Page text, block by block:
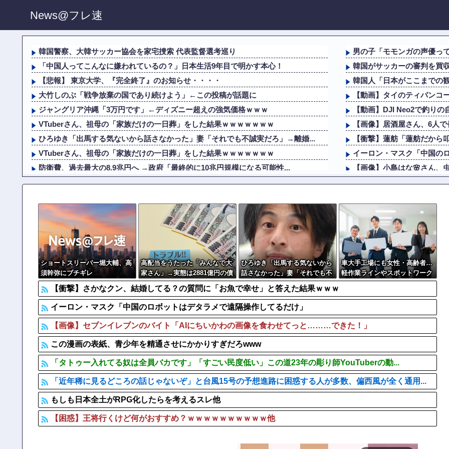
News@フレ速
韓国警察、大韓サッカー協会を家宅捜索 代表監督選考巡り
「中国人ってこんなに嫌われているの？」日本生活9年目で明かす本心！
【悲報】 東京大学、『完全終了』のお知らせ・・・・
大竹しのぶ「戦争放棄の国であり続けよう」←この投稿が話題に
ジャングリア沖縄「3万円です」←ディズニー超えの強気価格ｗｗｗ
VTuberさん、祖母の「家族だけの一日葬」をした結果ｗｗｗｗｗｗｗ
ひろゆき「出馬する気ないから話さなかった」妻「それでも不誠実だろ」→離婚...
VTuberさん、祖母の「家族だけの一日葬」をした結果ｗｗｗｗｗｗｗ
防衛費、過去最大の8.9兆円へ →政府「最終的に10兆円規模になる可能性...
佐藤二朗、橋本愛との騒動で主演映画が完全白紙へｗｗｗｗｗ
「タトゥー入れてる奴は全員バカです」「すごい民度低い」この道23年の彫り...
中国の海水浴場の映像があまりにも・・・
【批判】ワールドカップ決勝のハーフタイムショー、英紙｢BTSが出てきて悪...
【なんで】竹島ソングを歌う韓国アイドルグループが待望の日本デビュー
男の子「モモンガの声優っ
韓国がサッカーの審判を買
韓国人「日本がここまでの
【動画】タイのティパンコ
【動画】DJI Neo2で釣りの
【画像】居酒屋さん、6人
【衝撃】蓮舫「蓮舫だか
イーロン・マスク「中国の
【画像】小島はな🌸さん、
韓国人「日本がここまでの
【ウマ娘】ウマ娘バスト
【画像】まんさん、ぶち切
Amazonができる前って通販
【画像】セクシー女優・涼
ショートスリーパー堀大輔、高
須幹弥にブチギレ
高配当をうたった「みんなで大
家さん」→実態は2881億円の債
務超過
ひろゆき「出馬する気ないから
話さなかった」妻「それでも不
誠実だろ」→離婚協議へｗｗｗ
ｗｗ
車大手工場にも女性・高齢者…
軽作業ラインやスポットワーク
【衝撃】さかなクン、結婚してる？の質問に「お魚で幸せ」と答えた結果ｗｗｗ
イーロン・マスク「中国のロボットはデタラメで遠隔操作してるだけ」
【画像】セブンイレブンのバイト「AIにちいかわの画像を食わせてっと………できた！」
この漫画の表紙、青少年を精通させにかかりすぎだろwww
「タトゥー入れてる奴は全員バカです」「すごい民度低い」この道23年の彫り師YouTuberの動...
「近年稀に見るどころの話じゃないぞ」と台風15号の予想進路に困惑する人が多数、偏西風が全く通用...
もしも日本全土がRPG化したらを考えるスレ他
【困惑】王将行くけど何がおすすめ？ｗｗｗｗｗｗｗｗｗｗ他